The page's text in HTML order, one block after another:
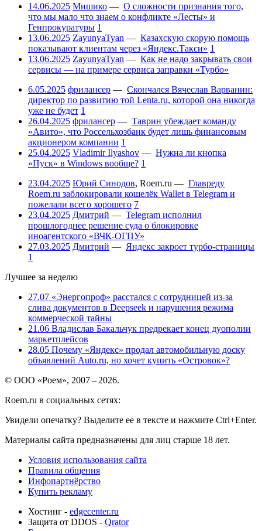
14.06.2025 Мишико — О сложности признания того,
что мы мало что знаем о конфликте «Лесты» и
Генпрокуратуры 1
13.06.2025 ZayunyaTyan — Казахскую скорую помощь
показывают клиентам через «Яндекс.Такси» 1
13.06.2025 ZayunyaTyan — Как не надо закрывать свои
сервисы — на примере сервиса заправки «Турбо»
6.05.2025 фрилансер — Скончался Вячеслав Варванин:
директор по развитию той Lenta.ru, которой она никогда
уже не будет 1
26.04.2025 фрилансер — Таврин убеждает команду
«Авито», что Россельхозбанк будет лишь финансовым
акционером компании 1
25.04.2025 Vladimir Ilyashov — Нужна ли кнопка
«Пуск» в Windows вообще? 1
23.04.2025 Юрий Синодов, Roem.ru — Главреду
Roem.ru заблокировали кошелёк Wallet в Telegram и
пожелали всего хорошего 7
23.04.2025 Дмитрий — Telegram исполнил
прошлогоднее решение суда о блокировке
иноагентского «ВЧК-ОГПУ»
27.03.2025 Дмитрий — Яндекс закроет турбо-страницы
1
Лучшее за неделю
27.07 «Энергопроф» расстался с сотрудницей из-за
слива документов в Deepseek и нарушения режима
коммерческой тайны
21.06 Владислав Бакальчук предрекает конец дуополии
маркетплейсов
28.05 Почему «Яндекс» продал автомобильную доску
объявлений Auto.ru, но хочет купить «Островок»?
© ООО «Роем», 2007 – 2026.
Roem.ru в социальных сетях:
Увидели опечатку? Выделите ее в тексте и нажмите Ctrl+Enter.
Материалы сайта предназначены для лиц старше 18 лет.
Условия использования сайта
Правила общения
Инфопартнёрство
Купить рекламу
Хостинг - edgecenter.ru
Защита от DDOS - Qrator